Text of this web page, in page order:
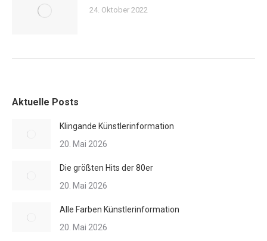
24. Oktober 2022
Aktuelle Posts
Klingande Künstlerinformation
20. Mai 2026
Die größten Hits der 80er
20. Mai 2026
Alle Farben Künstlerinformation
20. Mai 2026